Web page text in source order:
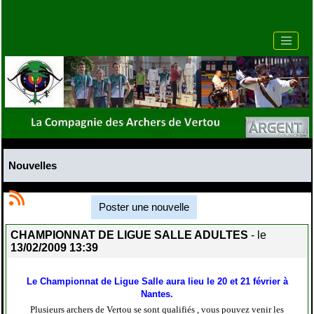
Nouvelles
Poster une nouvelle
CHAMPIONNAT DE LIGUE SALLE ADULTES - le
13/02/2009 13:39
Le Championnat de Ligue Salle aura lieu le 20 et 21 février à
Nantes.
Plusieurs archers de Vertou se sont qualifiés , vous pouvez venir les